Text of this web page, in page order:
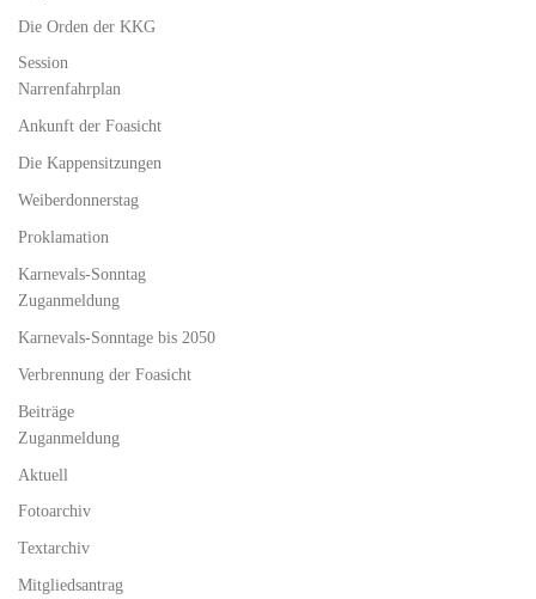
Die Orden der KKG
Session
Narrenfahrplan
Ankunft der Foasicht
Die Kappensitzungen
Weiberdonnerstag
Proklamation
Karnevals-Sonntag
Zuganmeldung
Karnevals-Sonntage bis 2050
Verbrennung der Foasicht
Beiträge
Zuganmeldung
Aktuell
Fotoarchiv
Textarchiv
Mitgliedsantrag